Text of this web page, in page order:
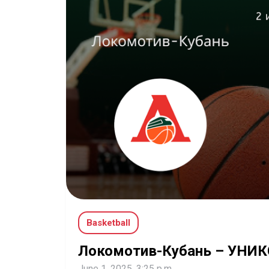
Basketball
Локомотив-Кубань –